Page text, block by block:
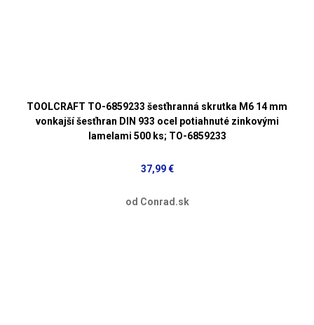
TOOLCRAFT TO-6859233 šesťhranná skrutka M6 14 mm
vonkajší šesťhran DIN 933 ocel potiahnuté zinkovými
lamelami 500 ks; TO-6859233
37,99 €
od Conrad.sk